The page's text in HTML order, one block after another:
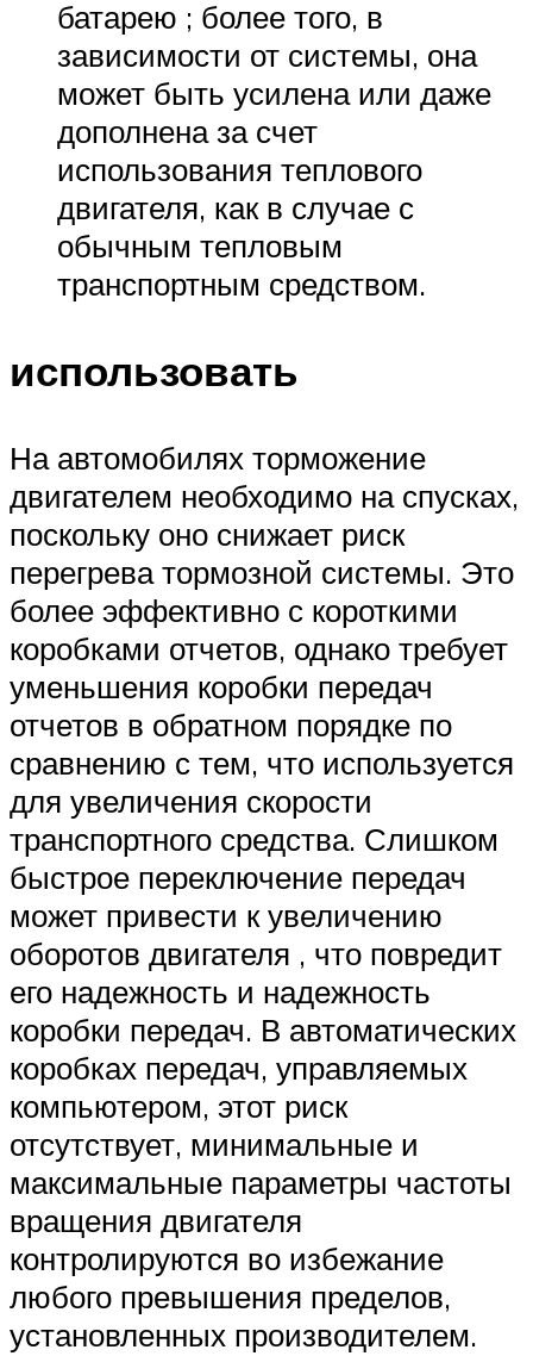
батарею ; более того, в
зависимости от системы, она
может быть усилена или даже
дополнена за счет
использования теплового
двигателя, как в случае с
обычным тепловым
транспортным средством.
использовать
На автомобилях торможение
двигателем необходимо на спусках,
поскольку оно снижает риск
перегрева тормозной системы. Это
более эффективно с короткими
коробками отчетов, однако требует
уменьшения коробки передач
отчетов в обратном порядке по
сравнению с тем, что используется
для увеличения скорости
транспортного средства. Слишком
быстрое переключение передач
может привести к увеличению
оборотов двигателя , что повредит
его надежность и надежность
коробки передач. В автоматических
коробках передач, управляемых
компьютером, этот риск
отсутствует, минимальные и
максимальные параметры частоты
вращения двигателя
контролируются во избежание
любого превышения пределов,
установленных производителем.